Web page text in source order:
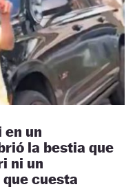
en un
la bestia que
ni un
cuesta